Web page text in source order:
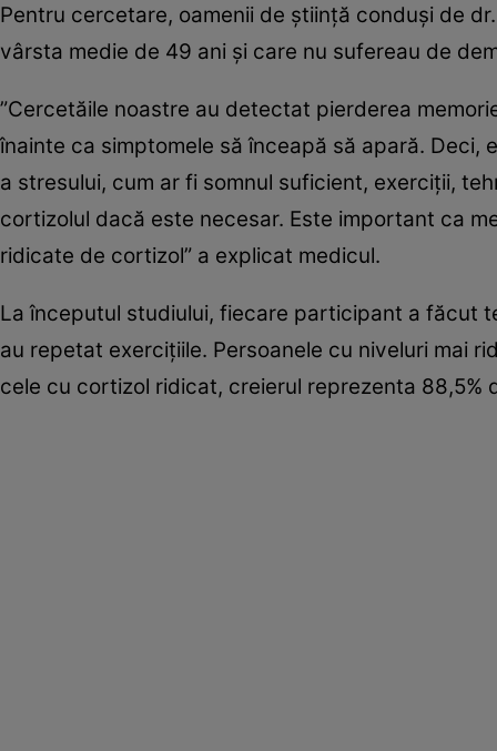
Pentru cercetare, oamenii de ştiinţă conduşi de
vârsta medie de 49 ani şi care nu sufereau de
”Cercetăile noastre au detectat pierderea
înainte ca simptomele să înceapă să apară.
a stresului, cum ar fi somnul suficient, exerciţii,
cortizolul dacă este necesar. Este important ca
ridicate de cortizol” a explicat medicul.
La începutul studiului, fiecare participant a făcut
au repetat exerciţiile. Persoanele cu niveluri mai
cele cu cortizol ridicat, creierul reprezenta 88,5%